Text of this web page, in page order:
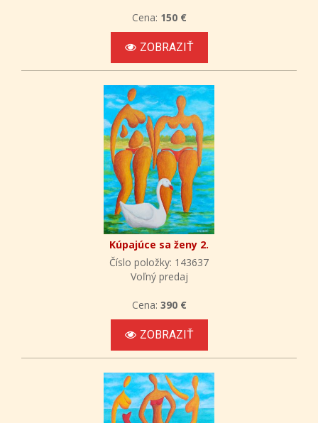
Cena: 150 €
ZOBRAZIŤ
Kúpajúce sa ženy 2.
Číslo položky: 143637
Voľný predaj
Cena: 390 €
ZOBRAZIŤ